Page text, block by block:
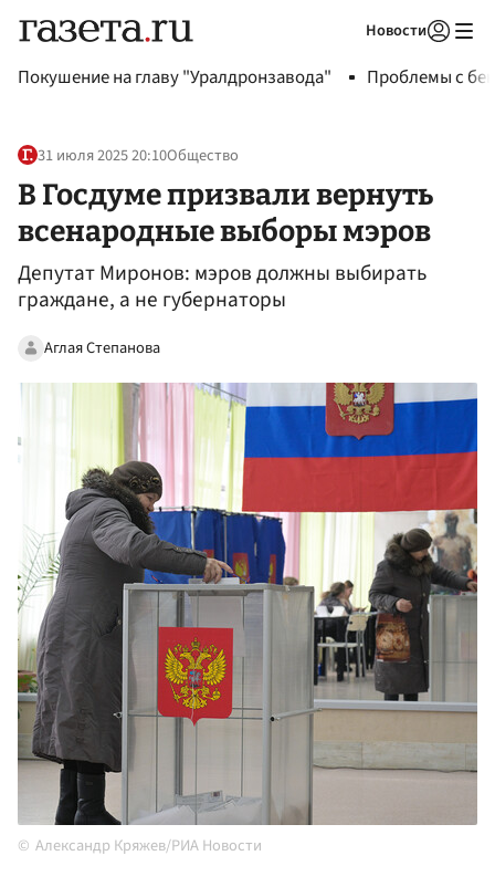
Новости
Покушение на главу "Уралдронзавода" Проблемы с
31 июля 2025 20:10Общество
В Госдуме призвали вернуть
всенародные выборы мэров
Депутат Миронов: мэров должны выбирать
граждане, а не губернаторы
Аглая Степанова
Александр Кряжев/РИА Новости